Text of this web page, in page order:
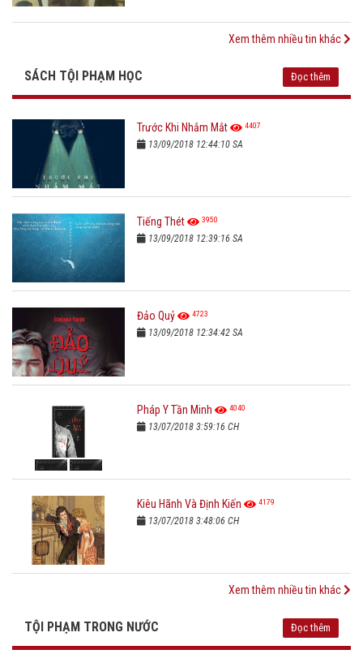
Xem thêm nhiều tin khác
SÁCH TỘI PHẠM HỌC Đọc thêm
Trước Khi Nhắm Mắt 4407
13/09/2018 12:44:10 SA
Tiếng Thét 3950
13/09/2018 12:39:16 SA
Đảo Quỷ 4723
13/09/2018 12:34:42 SA
Pháp Y Tần Minh 4040
13/07/2018 3:59:16 CH
Kiêu Hãnh Và Định Kiến 4179
13/07/2018 3:48:06 CH
Xem thêm nhiều tin khác
TỘI PHẠM TRONG NƯỚC Đọc thêm